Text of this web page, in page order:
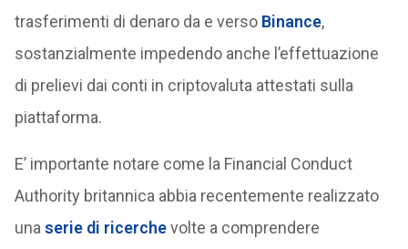
trasferimenti di denaro da e verso Binance,
sostanzialmente impedendo anche l’effettuazione
di prelievi dai conti in criptovaluta attestati sulla
piattaforma.
E’ importante notare come la Financial Conduct
Authority britannica abbia recentemente realizzato
una serie di ricerchevolte a comprendere